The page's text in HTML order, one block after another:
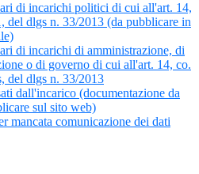
di incarichi politici di cui all'art. 14,
del dlgs n. 33/2013 (da pubblicare in
di incarichi di amministrazione, di
o di governo di cui all'art. 14, co.
del dlgs n. 33/2013
dall'incarico (documentazione da
sul sito web)
mancata comunicazione dei dati